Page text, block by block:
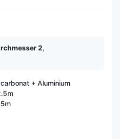
2,
+ Aluminium